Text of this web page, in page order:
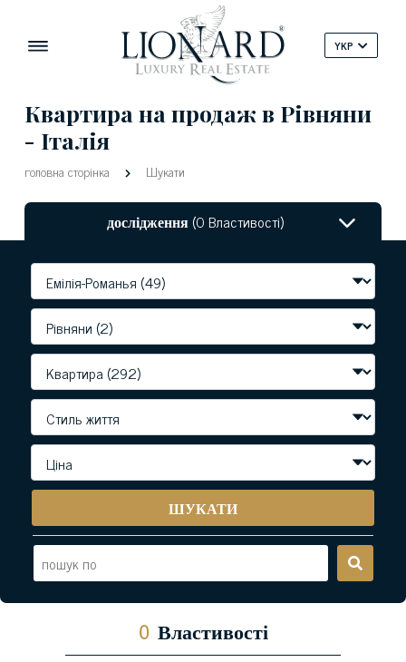
YKP
Квартира на продаж в Рівняни
- Італія
головна сторінка Шукати
дослідження(0 Властивості)
ШУКАТИ
0 Властивості